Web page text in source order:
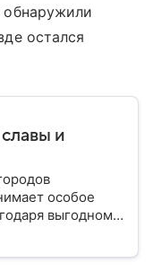
обнаружили
остался
и
особое
выгодному
части страны